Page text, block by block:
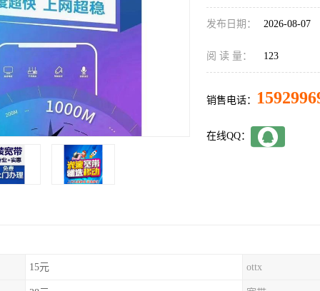
发布日期： 2026-08-07
阅 读 量： 123
销售电话：
在线QQ：
15元 ottx